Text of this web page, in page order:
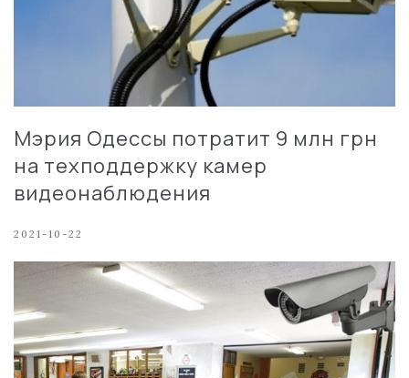
Мэрия Одессы потратит 9 млн грн
на техподдержку камер
видеонаблюдения
2021-10-22